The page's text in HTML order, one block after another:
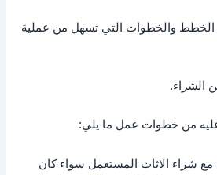
الخطط والخطوات التي تسهل من عملية
الشراء.
عليه من خطوات عمل ما يلي:
مع شراء الاثاث المستعمل سواء كان